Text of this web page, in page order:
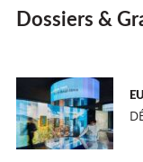
Dossiers &